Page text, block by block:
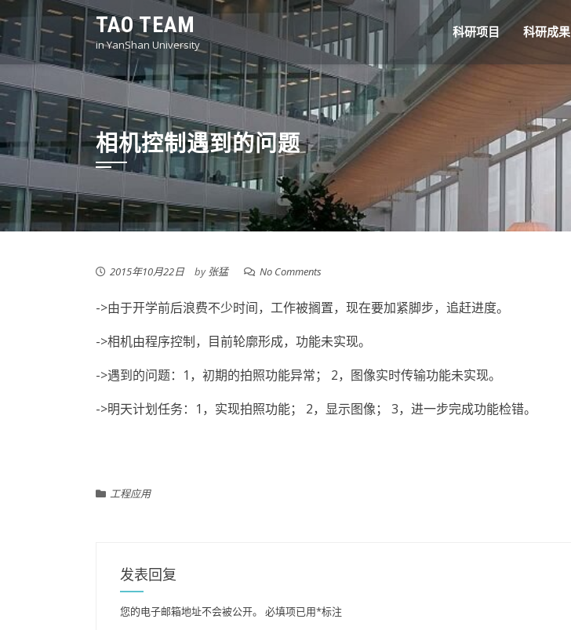
to
content
TAO TEAM
in YanShan University
科研项目 科研成果
相机控制遇到的问题
2015年10月22日 by 张猛 No Comments
->由于开学前后浪费不少时间，工作被搁置，现在要加紧脚步，追赶进度。
->相机由程序控制，目前轮廓形成，功能未实现。
->遇到的问题：1，初期的拍照功能异常； 2，图像实时传输功能未实现。
->明天计划任务：1，实现拍照功能； 2，显示图像； 3，进一步完成功能检错。
工程应用
发表回复
您的电子邮箱地址不会被公开。 必填项已用*标注